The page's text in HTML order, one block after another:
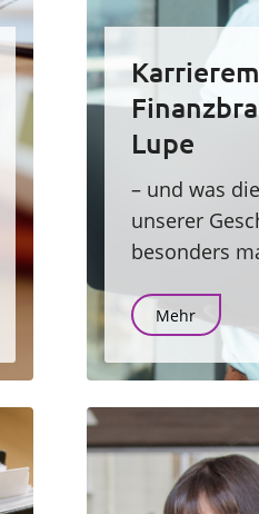
Lupe
– und was
unserer
besonders
Mehr